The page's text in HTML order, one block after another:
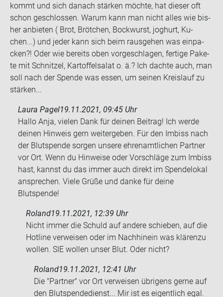
kommt und sich da­nach stär­ken möch­te, hat die­ser oft
schon ge­schlos­sen. Warum kann man nicht alles wie bis­
her an­bie­ten ( Brot, Bröt­chen, Bock­wurst, jo­ghurt, Ku­
chen...) und jeder kann sich beim raus­ge­hen was ein­pa­
cken?! Oder wie be­reits oben vor­ge­schla­gen, fer­ti­ge Pa­ke­
te mit Schnit­zel, Kar­tof­fel­sa­lat o. ä.? Ich dach­te auch, man
soll nach der Spen­de was essen, um sei­nen Kreis­lauf zu
stär­ken...
Laura Pagel19.11.2021, 09:45 Uhr
Hallo Anja, vielen Dank für deinen Beitrag! Ich werde
deinen Hinweis gern weitergeben. Für den Imbiss nach
der Blutspende sorgen unsere ehrenamtlichen Partner
vor Ort. Wenn du Hinweise oder Vorschläge zum Imbiss
hast, kannst du das immer auch direkt im Spendelokal
ansprechen. Viele Grüße und danke für deine
Blutspende!
Roland19.11.2021, 12:39 Uhr
Nicht immer die Schuld auf an­de­re schie­ben, auf die
Hot­line ver­wei­sen oder im Nach­hin­ein was klä­ren­zu
wol­len. SIE wol­len unser Blut. Oder nicht?
Roland19.11.2021, 12:41 Uhr
Die "Part­ner" vor Ort ver­wei­sen üb­ri­gens gerne auf
den Blut­spen­de­dienst... Mir ist es ei­gent­lich egal.